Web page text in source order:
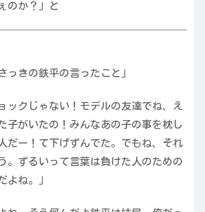
のか？」と
っきの鉄平の言ったこと」
ックじゃない！モデルの友達でね、え
子がいたの！みんなあの子の事を枕し
だー！て下げずんでた。でもね、それ
。ずるいって言葉は負けた人のための
よね。」